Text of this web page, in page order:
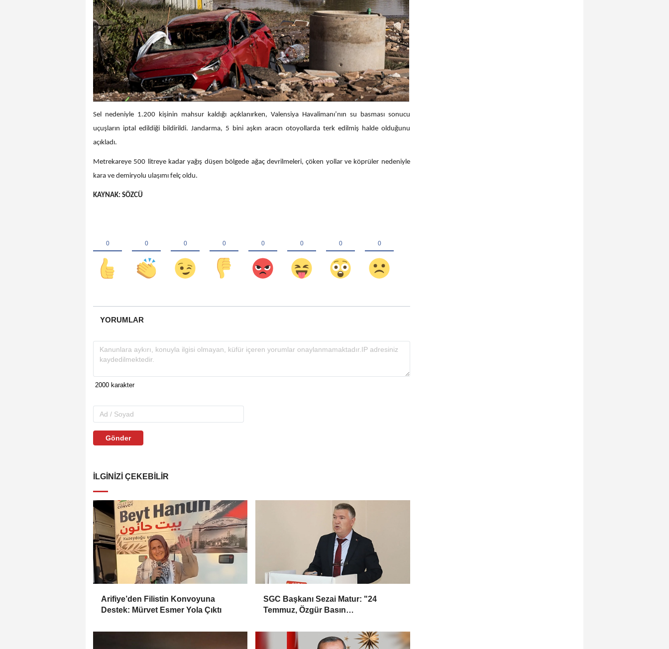
Sel nedeniyle 1.200 kişinin mahsur kaldığı açıklanırken, Valensiya Havalimanı’nın su basması sonucu
uçuşların iptal edildiği bildirildi. Jandarma, 5 bini aşkın aracın otoyollarda terk edilmiş halde olduğunu
açıkladı.
Metrekareye 500 litreye kadar yağış düşen bölgede ağaç devrilmeleri, çöken yollar ve köprüler nedeniyle
kara ve demiryolu ulaşımı felç oldu.
KAYNAK: SÖZCÜ
YORUMLAR
Gönder
İLGINIZI ÇEKEBILIR
Arifiye’den Filistin Konvoyuna
Destek: Mürvet Esmer Yola Çıktı
SGC Başkanı Sezai Matur: "24
Temmuz, Özgür Basın